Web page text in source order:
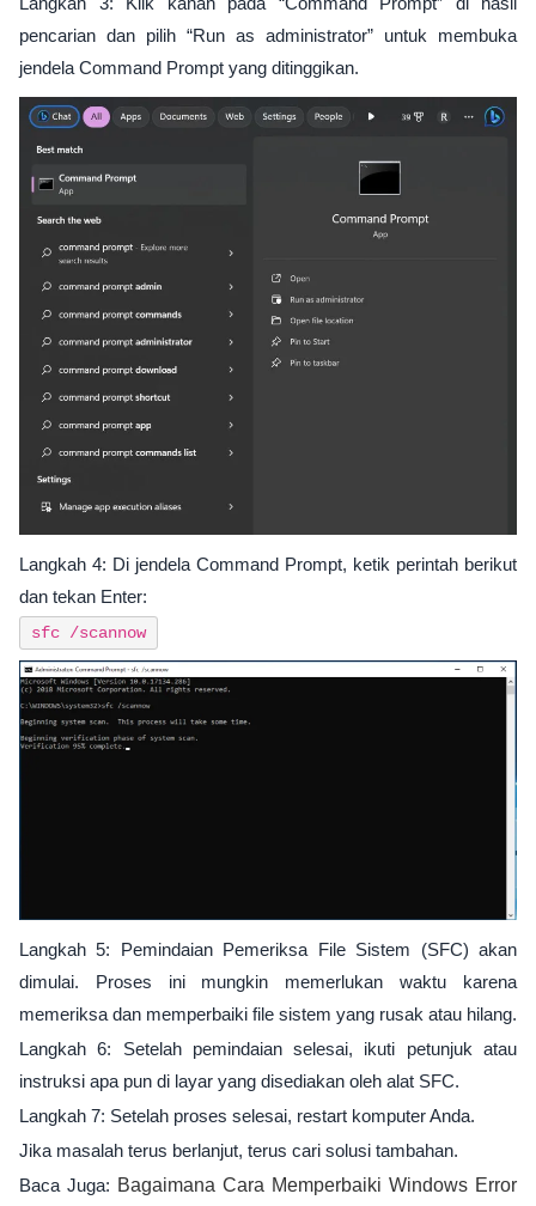
pencarian dan pilih “Run as administrator” untuk membuka
jendela Command Prompt yang ditinggikan.
Langkah 4: Di jendela Command Prompt, ketik perintah berikut
dan tekan Enter:
sfc /scannow
Langkah 5: Pemindaian Pemeriksa File Sistem (SFC) akan
dimulai. Proses ini mungkin memerlukan waktu karena
memeriksa dan memperbaiki file sistem yang rusak atau hilang.
Langkah 6: Setelah pemindaian selesai, ikuti petunjuk atau
instruksi apa pun di layar yang disediakan oleh alat SFC.
Langkah 7: Setelah proses selesai, restart komputer Anda.
Jika masalah terus berlanjut, terus cari solusi tambahan.
Baca Juga: Bagaimana Cara Memperbaiki Windows Error